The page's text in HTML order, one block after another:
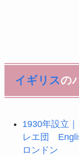
イギリスの
1930年設立
レエ団
ロンドン